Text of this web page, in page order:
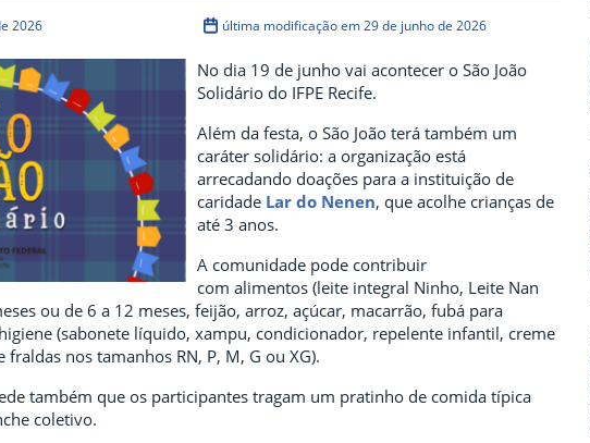
2026 última modificação em 29 de junho de 2026
No dia 19 de junho vai acontecer o São João
Solidário do IFPE Recife.
Além da festa, o São João terá também um
caráter solidário: a organização está
arrecadando doações para a instituição de
caridade Lar do Nenen, que acolhe crianças de
até 3 anos.
A comunidade pode contribuir
com alimentos (leite integral Ninho, Leite Nan
ou de 6 a 12 meses, feijão, arroz, açúcar, macarrão, fubá para
(sabonete líquido, xampu, condicionador, repelente infantil, creme
fraldas nos tamanhos RN, P, M, G ou XG).
também que os participantes tragam um pratinho de comida típica
coletivo.